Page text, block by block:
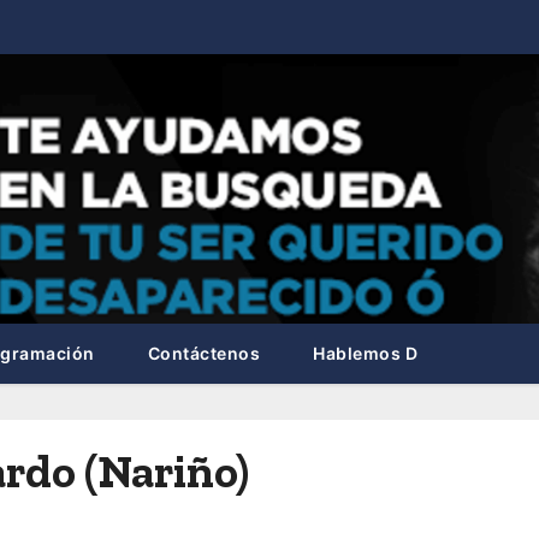
Contáctenos Hablemos D
(Nariño)